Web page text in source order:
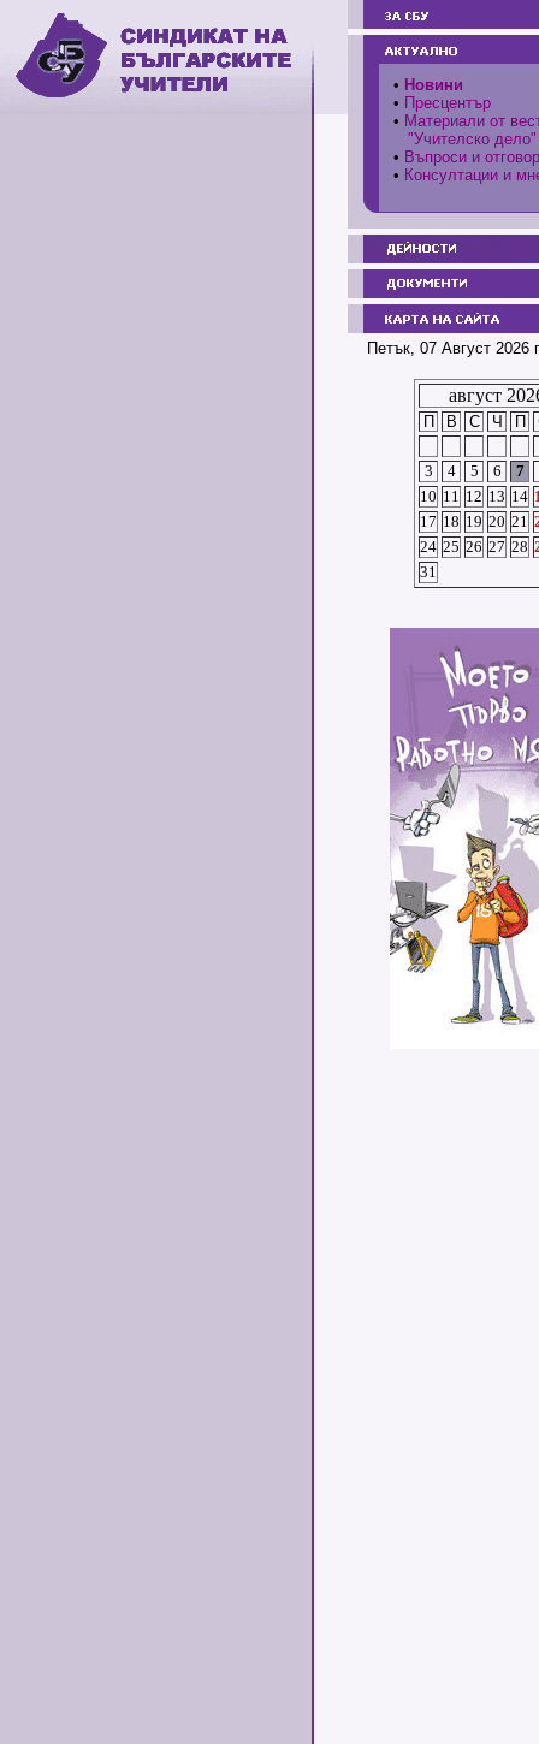
• Новини
• Пресцентър
• Материали от
"Учителско дело"
• Въпроси и
• Консултации и
Петък, 07 Август 2026
август
П В С Ч П
3
4 5 6 7
10 11 12 13 14
17 18 19 20 21
24 25 26 27 28
31